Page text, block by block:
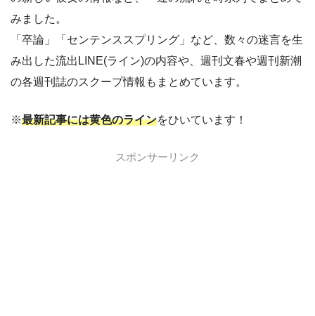
みました。
「卒論」「センテンススプリング」など、数々の迷言を生
み出した流出LINE(ライン)の内容や、週刊文春や週刊新潮
の各週刊誌のスクープ情報もまとめています。
※最新記事には黄色のラインをひいています！
スポンサーリンク